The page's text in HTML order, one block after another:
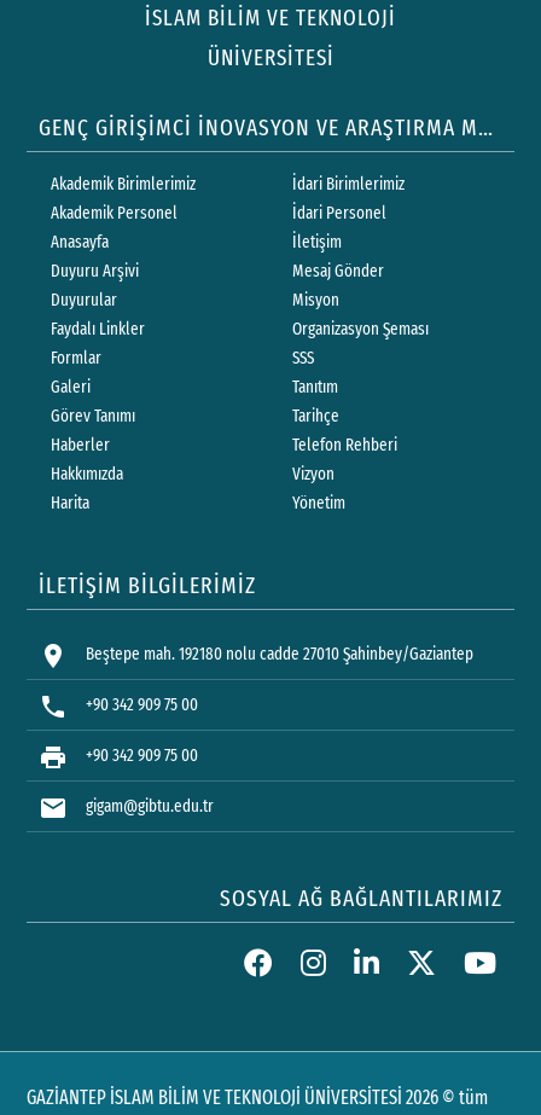
İSLAM BİLİM VE TEKNOLOJİ
ÜNİVERSİTESİ
GENÇ GİRİŞİMCİ İNOVASYON VE ARAŞTIRMA MERKEZİ
Akademik Birimlerimiz
Akademik Personel
Anasayfa
Duyuru Arşivi
Duyurular
Faydalı Linkler
Formlar
Galeri
Görev Tanımı
Haberler
Hakkımızda
Harita
İdari Birimlerimiz
İdari Personel
İletişim
Mesaj Gönder
Misyon
Organizasyon Şeması
SSS
Tanıtım
Tarihçe
Telefon Rehberi
Vizyon
Yönetim
İLETİŞİM BİLGİLERİMİZ
location_on Beştepe mah. 192180 nolu cadde 27010 Şahinbey/Gaziantep
phone +90 342 909 75 00
print +90 342 909 75 00
mail gigam@gibtu.edu.tr
SOSYAL AĞ BAĞLANTILARIMIZ
GAZİANTEP İSLAM BİLİM VE TEKNOLOJİ ÜNİVERSİTESİ 2026 © tüm